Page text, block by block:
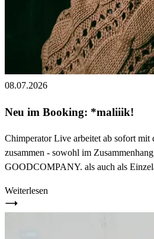
08.07.2026
Neu im Booking: *maliiik!
Chimperator Live arbeitet ab sofort
zusammen - sowohl im
GOODCOMPANY. als auch als
Weiterlesen